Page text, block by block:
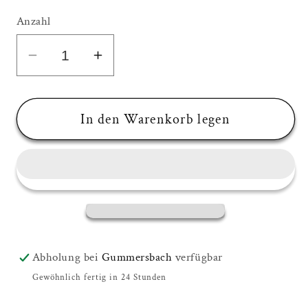
Anzahl
Verringere
die
Menge
Best
Diningsessel
Erhöhe
die
Menge
für
Best
Diningsessel
In den Warenkorb legen
Abholung bei Gummersbach verfügbar
Gewöhnlich fertig in 24 Stunden